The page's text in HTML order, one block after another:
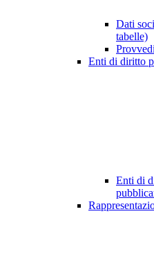
Dati
tabelle)
Enti di diritto
Enti di